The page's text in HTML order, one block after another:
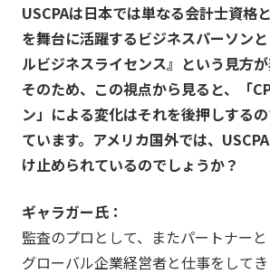
USCPAは日本では単なる会計士資格
を舞台に活躍するビジネスパーソン
ルビジネスライセンス』という見方が
そのため、この視点から見ると、「
ン」による変化はそれを後押しする
ています。アメリカ国外では、
け止められているのでしょうか？
ギャラガー氏：
監査のプロとして、またパートナー
グローバル企業経営者と仕事をして